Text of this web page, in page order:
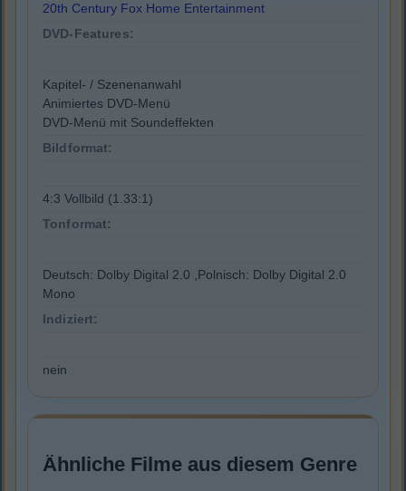
20th Century Fox Home Entertainment
DVD-Features:
Kapitel- / Szenenanwahl
Animiertes DVD-Menü
DVD-Menü mit Soundeffekten
Bildformat:
4:3 Vollbild (1.33:1)
Tonformat:
Deutsch: Dolby Digital 2.0 ,Polnisch: Dolby Digital 2.0
Mono
Indiziert:
nein
Ähnliche Filme aus diesem Genre